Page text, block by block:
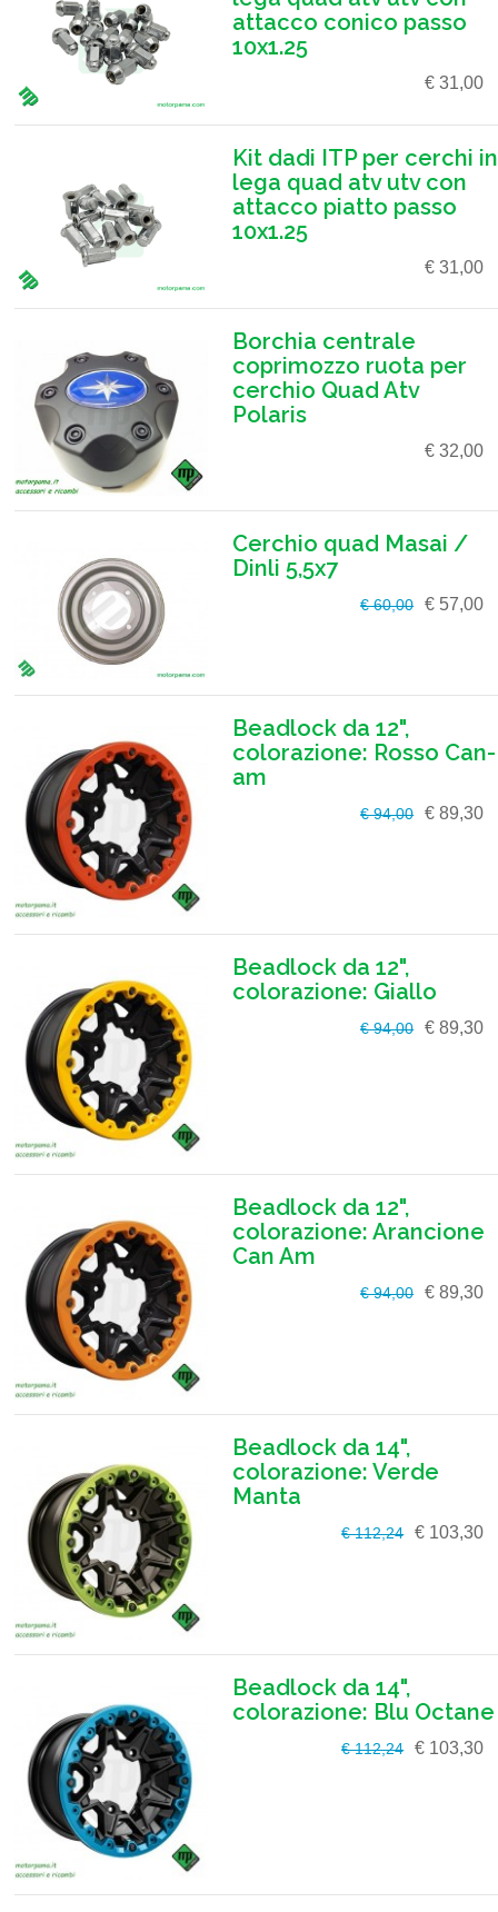
attacco conico passo
10x1.25
€ 31,00
Kit dadi ITP per cerchi in
lega quad atv utv con
attacco piatto passo
10x1.25
€ 31,00
Borchia centrale
coprimozzo ruota per
cerchio Quad Atv
Polaris
€ 32,00
Cerchio quad Masai /
Dinli 5,5x7
€ 60,00 € 57,00
Beadlock da 12",
colorazione: Rosso Can-
am
€ 94,00 € 89,30
Beadlock da 12",
colorazione: Giallo
€ 94,00 € 89,30
Beadlock da 12",
colorazione: Arancione
Can Am
€ 94,00 € 89,30
Beadlock da 14",
colorazione: Verde
Manta
€ 112,24 € 103,30
Beadlock da 14",
colorazione: Blu Octane
€ 112,24 € 103,30